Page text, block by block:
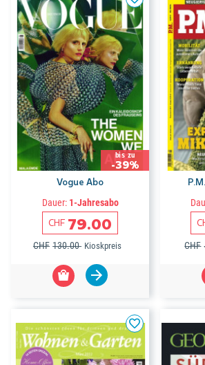
bis zu
-39%
Vogue Abo
Dauer:1-Jahresabo
CHF 79.00
CHF 130.00 Kioskpreis CHF